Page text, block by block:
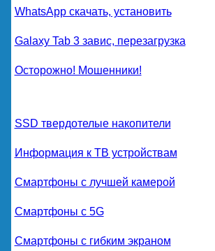
WhatsApp скачать, установить
Galaxy Tab 3 завис, перезагрузка
Осторожно! Мошенники!
SSD твердотелые накопители
Информация к ТВ устройствам
Смартфоны с лучшей камерой
Смартфоны с 5G
Смартфоны с гибким экраном